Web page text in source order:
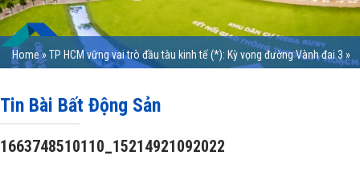
Home»TP HCM vững vai trò đầu tàu kinh tế (*): Kỳ vọng đường Vành đai 3 »
Tin Bài Bất Động Sản
1663748510110_15214921092022